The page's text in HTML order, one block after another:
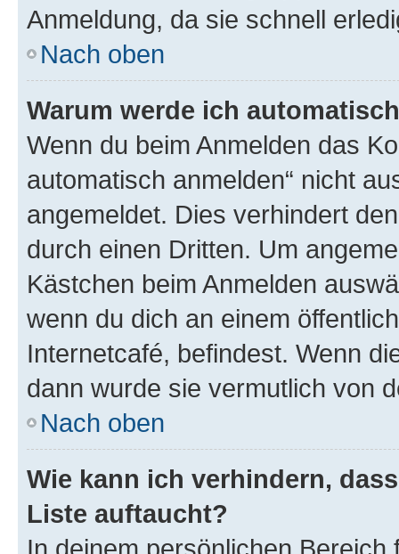
Anmeldung, da sie schnell
Nach oben
Warum werde ich
Wenn du beim Anmelden das
automatisch anmelden“ nicht
angemeldet. Dies verhindert
durch einen Dritten. Um
Kästchen beim Anmelden
wenn du dich an einem
Internetcafé, befindest. Wenn
dann wurde sie vermutlich von
Nach oben
Wie kann ich verhindern,
Liste auftaucht?
In deinem persönlichen